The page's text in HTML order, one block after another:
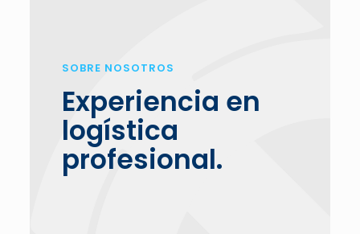
SOBRE NOSOTROS
Experiencia en
logística
profesional.